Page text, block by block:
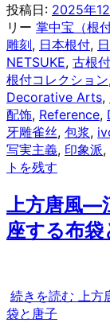
投稿日: 2025年
リー 掌中宝（根付
雕刻, 日本根付,
NETSUKE, 古根付
根付コレクション
Decorative Arts,
配饰, Reference,
牙雕雀丝, 包浆,
写実主義, 印象派,
トを残す
上方唐風—
座する布袋
続きを読む
上
袋と唐子